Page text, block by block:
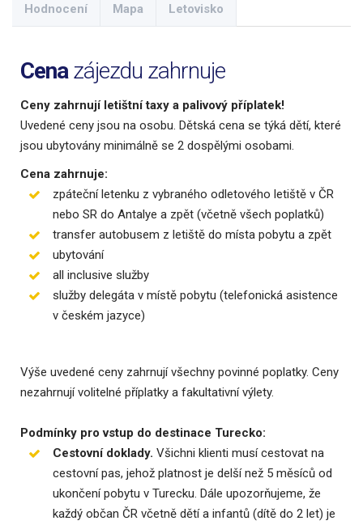
Hodnocení Mapa Letovisko
Cenazájezdu zahrnuje
Ceny zahrnují letištní taxy a palivový příplatek!
Uvedené ceny jsou na osobu. Dětská cena se týká dětí, které
jsou ubytovány minimálně se 2 dospělými osobami.
Cena zahrnuje:
zpáteční letenku z vybraného odletového letiště v ČR
nebo SR do Antalye a zpět (včetně všech poplatků)
transfer autobusem z letiště do místa pobytu a zpět
ubytování
all inclusive služby
služby delegáta v místě pobytu (telefonická asistence
v českém jazyce)
Výše uvedené ceny zahrnují všechny povinné poplatky. Ceny
nezahrnují volitelné příplatky a fakultativní výlety.
Podmínky pro vstup do destinace Turecko:
Cestovní doklady. Všichni klienti musí cestovat na
cestovní pas, jehož platnost je delší než 5 měsíců od
ukončení pobytu v Turecku. Dále upozorňujeme, že
každý občan ČR včetně dětí a infantů (dítě do 2 let) je